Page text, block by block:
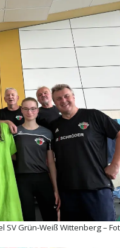
SV Grün-Weiß Wittenberg –